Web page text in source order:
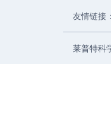
友情链接：
莱普特科